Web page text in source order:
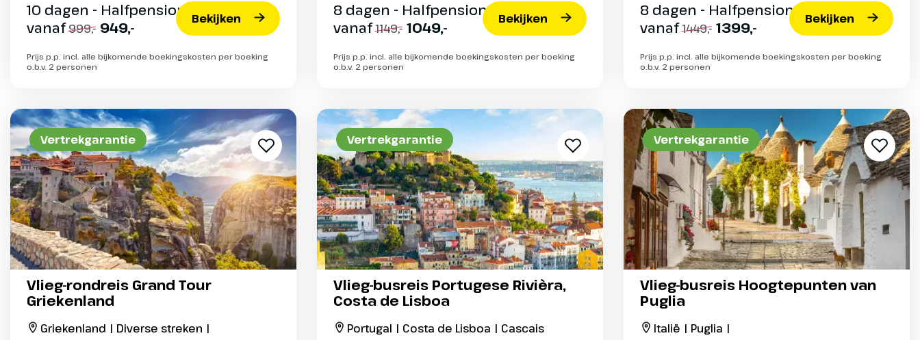
10 dagen - Halfpension
vanaf999,- 949,- Bekijken
Prijs p.p. incl. alle bijkomende boekingskosten per boeking
o.b.v. 2 personen
8 dagen - Halfpension
vanaf1149,- 1049,- Bekijken
Prijs p.p. incl. alle bijkomende boekingskosten per boeking
o.b.v. 2 personen
8 dagen - Halfpension
vanaf1449,- 1399,- Bekijken
Prijs p.p. incl. alle bijkomende boekingskosten per boeking
o.b.v. 2 personen
Vertrekgarantie
Vlieg-rondreis Grand Tour
Griekenland
Griekenland | Diverse streken |
Vertrekgarantie
Vlieg-busreis Portugese Rivièra,
Costa de Lisboa
Portugal | Costa de Lisboa | Cascais
Vertrekgarantie
Vlieg-busreis Hoogtepunten van
Puglia
Italië | Puglia |